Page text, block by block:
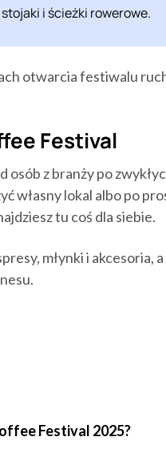
i ścieżki rowerowe.
otwarcia festiwalu
Festival
z branży po
własny lokal albo po
tu coś dla siebie.
młynki i akcesoria,
Festival 2025?